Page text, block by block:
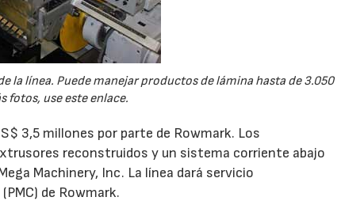
la línea. Puede manejar productos de lámina hasta de 3.050
fotos, use este enlace.
3,5 millones por parte de Rowmark. Los
reconstruidos y un sistema corriente abajo
Machinery, Inc. La línea dará servicio
de Rowmark.